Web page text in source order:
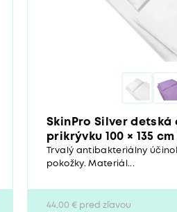
SkinPro Silver detská
prikrývku 100 × 135
Trvalý antibakteriálny
pokožky. Materiál...
44,00 € pred zľavou